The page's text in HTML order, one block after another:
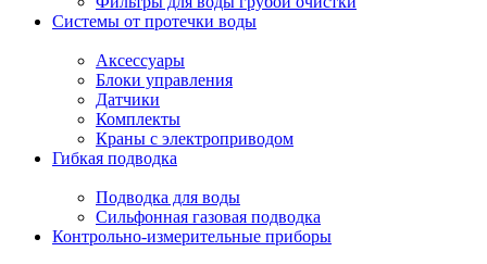
Системы от протечки воды
Аксессуары
Блоки управления
Датчики
Комплекты
Краны с электроприводом
Гибкая подводка
Подводка для воды
Сильфонная газовая подводка
Контрольно-измерительные приборы